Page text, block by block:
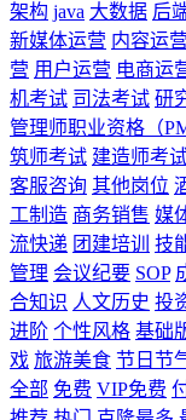
架构 java 大数据 后
新媒体运营 内容运营
营 用户运营 电商运
机考试 司法考试 研
管理师职业资格（
筑师考试 建造师考
客服咨询 其他岗位
工制造 商务销售 媒
流快递 团建培训 技
管理 会议纪要 SOP
合知识 人文历史 投
进阶 个性风格 基础
戏 旅游美食 节日节
全部 免费 VIP免费